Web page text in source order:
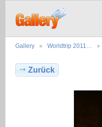
Gallery Worldtrip 2011…
Zurück